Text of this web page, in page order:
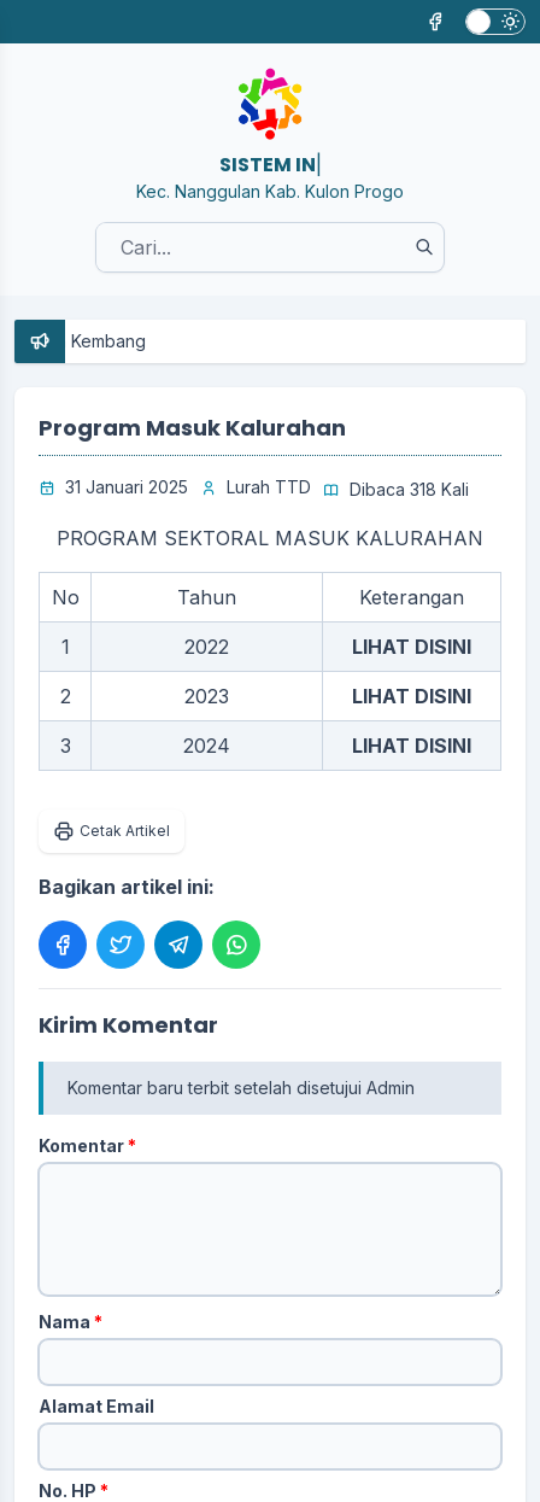
SISTEM INFORM
Kec. Nanggulan Kab. Kulon Progo
Kembang
Program Masuk Kalurahan
31 Januari 2025 Lurah TTD Dibaca 318 Kali
PROGRAM SEKTORAL MASUK KALURAHAN
No Tahun Keterangan
1 2022 LIHAT DISINI
2 2023 LIHAT DISINI
3 2024 LIHAT DISINI
Cetak Artikel
Bagikan artikel ini:
Kirim Komentar
Komentar baru terbit setelah disetujui Admin
Komentar*
Nama *
Alamat Email
No. HP *